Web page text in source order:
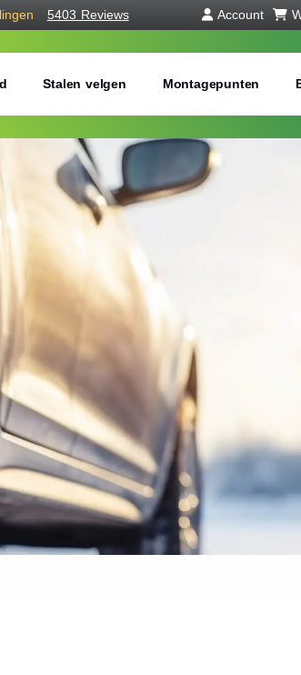
5403 Reviews Account
Stalen velgen Montagepunten
Bestel voordelig winterbanden
Seizoen:
Breedte: Hoogte:
Waar vind ik de maat van mijn banden
Help mij met bestellen